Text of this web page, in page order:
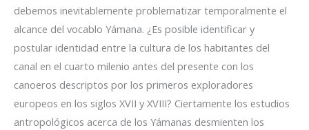
debemos inevitablemente problematizar temporalmente el
alcance del vocablo Yámana. ¿Es posible identificar y
postular identidad entre la cultura de los habitantes del
canal en el cuarto milenio antes del presente con los
canoeros descriptos por los primeros exploradores
europeos en los siglos XVII y XVIII? Ciertamente los estudios
antropológicos acerca de los Yámanas desmienten los